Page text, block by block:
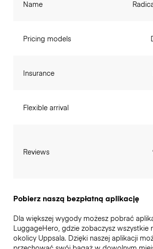
Name
Pricing models
Insurance
Flexible arrival
Reviews
Pobierz naszą bezpłatną aplikację
Dla większej wygody możesz pobrać
LuggageHero, gdzie zobaczysz wszystkie
okolicy Uppsala. Dzięki naszej aplikacji